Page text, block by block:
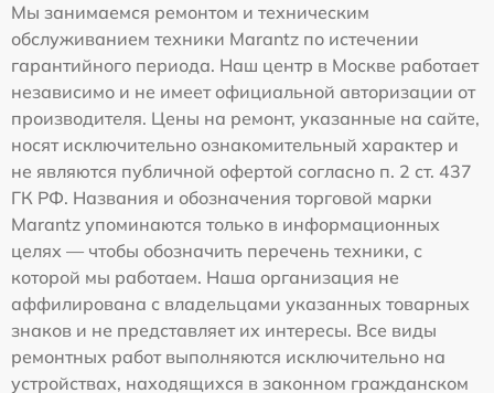
Мы занимаемся ремонтом и техническим
обслуживанием техники Marantz по истечении
гарантийного периода. Наш центр в Москве работает
независимо и не имеет официальной авторизации от
производителя. Цены на ремонт, указанные на сайте,
носят исключительно ознакомительный характер и
не являются публичной офертой согласно п. 2 ст. 437
ГК РФ. Названия и обозначения торговой марки
Marantz упоминаются только в информационных
целях — чтобы обозначить перечень техники, с
которой мы работаем. Наша организация не
аффилирована с владельцами указанных товарных
знаков и не представляет их интересы. Все виды
ремонтных работ выполняются исключительно на
устройствах, находящихся в законном гражданском